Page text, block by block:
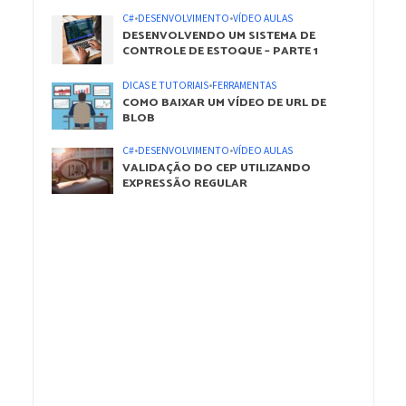
C#•DESENVOLVIMENTO•VÍDEO AULAS
DESENVOLVENDO UM SISTEMA DE
CONTROLE DE ESTOQUE – PARTE 1
DICAS E TUTORIAIS•FERRAMENTAS
COMO BAIXAR UM VÍDEO DE URL DE
BLOB
C#•DESENVOLVIMENTO•VÍDEO AULAS
VALIDAÇÃO DO CEP UTILIZANDO
EXPRESSÃO REGULAR